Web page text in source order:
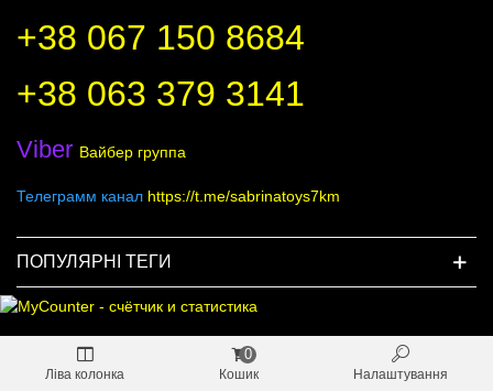
+38 067 150 8684
+38 063 379 3141
Viber Вайбер группа
Телеграмм канал https://t.me/sabrinatoys7km
ПОПУЛЯРНІ ТЕГИ
Ліва колонка Кошик
0
Налаштування